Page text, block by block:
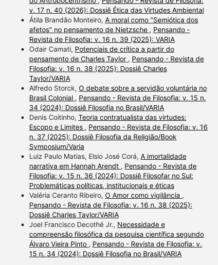
v. 17 n. 40 (2026): Dossiê Ética das Virtudes Ambiental
Átila Brandão Monteiro, A moral como "Semiótica dos
afetos" no pensamento de Nietzsche , Pensando -
Revista de Filosofia: v. 16 n. 39 (2025): VARIA
Odair Camati, Potenciais de crítica a partir do
pensamento de Charles Taylor , Pensando - Revista de
Filosofia: v. 16 n. 38 (2025): Dossiê Charles
Taylor/VARIA
Alfredo Storck, O debate sobre a servidão voluntária no
Brasil Colonial , Pensando - Revista de Filosofia: v. 15 n.
34 (2024): Dossiê Filosofia no Brasil/VARIA
Denis Coitinho, Teoria contratualista das virtudes:
Escopo e Limites , Pensando - Revista de Filosofia: v. 16
n. 37 (2025): Dossiê Filosofia da Religião/Book
Symposium/Varia
Luiz Paulo Matias, Elsio José Corá, A imortalidade
narrativa em Hannah Arendt , Pensando - Revista de
Filosofia: v. 15 n. 36 (2024): Dossiê Filosofar no Sul:
Problemáticas políticas, institucionais e éticas
Valéria Ceranto Ribeiro, O Amor como vigilância ,
Pensando - Revista de Filosofia: v. 16 n. 38 (2025):
Dossiê Charles Taylor/VARIA
Joel Francisco Decothé Jr., Necessidade e
compreensão filosófica da pesquisa científica segundo
Álvaro Vieira Pinto , Pensando - Revista de Filosofia: v.
15 n. 34 (2024): Dossiê Filosofia no Brasil/VARIA